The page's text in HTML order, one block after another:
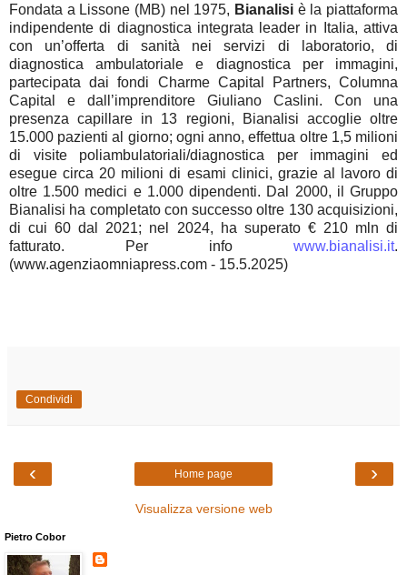
Fondata a Lissone (MB) nel 1975, Bianalisi è la piattaforma
indipendente di diagnostica integrata leader in Italia, attiva
con un’offerta di sanità nei servizi di laboratorio, di
diagnostica ambulatoriale e diagnostica per immagini,
partecipata dai fondi Charme Capital Partners, Columna
Capital e dall’imprenditore Giuliano Caslini. Con una
presenza capillare in 13 regioni, Bianalisi accoglie oltre
15.000 pazienti al giorno; ogni anno, effettua oltre 1,5 milioni
di visite poliambulatoriali/diagnostica per immagini ed
esegue circa 20 milioni di esami clinici, grazie al lavoro di
oltre 1.500 medici e 1.000 dipendenti. Dal 2000, il Gruppo
Bianalisi ha completato con successo oltre 130 acquisizioni,
di cui 60 dal 2021; nel 2024, ha superato € 210 mln di
fatturato. Per info www.bianalisi.it.
(www.agenziaomniapress.com - 15.5.2025)
Condividi
‹ ›
Home page
Visualizza versione web
Pietro Cobor